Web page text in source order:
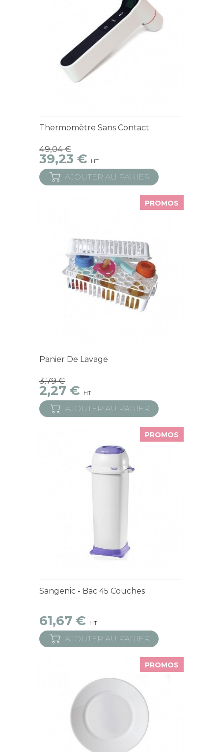
Thermomètre Sans Contact
49,04 €
39,23 € HT
AJOUTER AU PANIER
PROMOS
Panier De Lavage
3,79 €
2,27 € HT
AJOUTER AU PANIER
PROMOS
Sangenic - Bac 45 Couches
61,67 € HT
AJOUTER AU PANIER
PROMOS